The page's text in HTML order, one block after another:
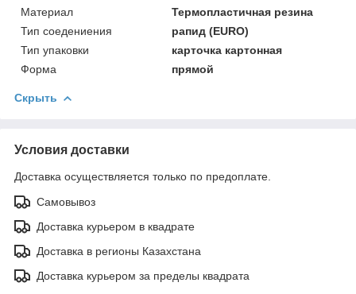
Материал
Термопластичная резина
Тип соедениения
рапид (EURO)
Тип упаковки
карточка картонная
Форма
прямой
Скрыть
Условия доставки
Доставка осуществляется только по предоплате.
Самовывоз
Доставка курьером в квадрате
Доставка в регионы Казахстана
Доставка курьером за пределы квадрата